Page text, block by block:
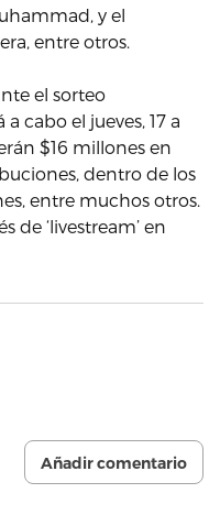
y el
entre otros.
el sorteo
cabo el jueves, 17 a
$16 millones en
dentro de los
entre muchos otros.
de ‘livestream’ en
Añadir comentario